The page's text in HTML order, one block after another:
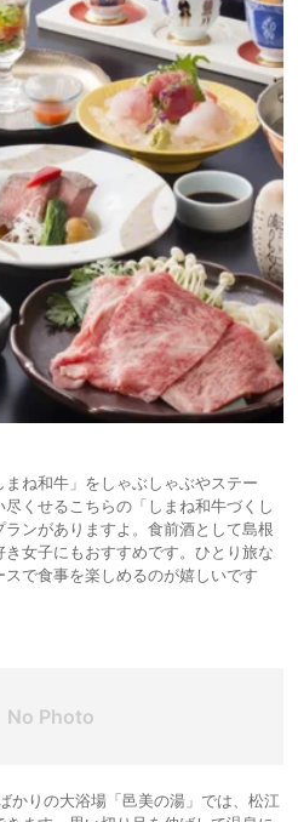
ね和牛」をしゃぶしゃぶやステー
くせるこちらの「しまね和牛づくし
ンがありますよ。食前酒として島根
女子にもおすすめです。ひとり旅な
で食事を楽しめるのが嬉しいです
かりの大浴場「邑美の湯」では、松江